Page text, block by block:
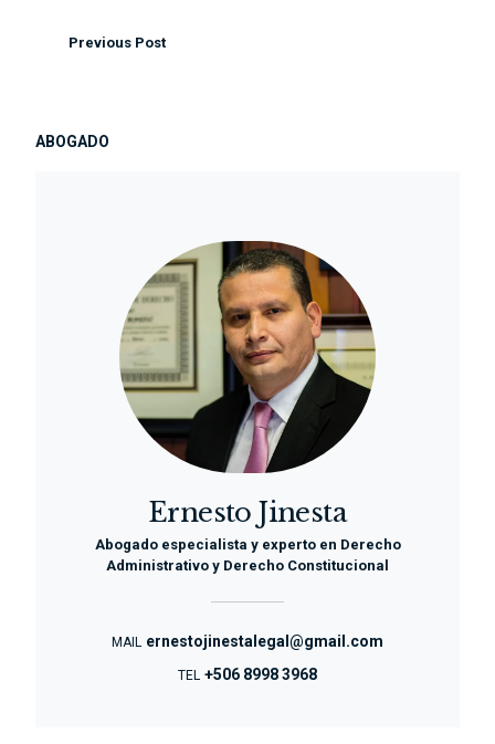
Previous Post
ABOGADO
Ernesto Jinesta
Abogado especialista y experto en Derecho
Administrativo y Derecho Constitucional
MAIL ernestojinestalegal@gmail.com
TEL +506 8998 3968